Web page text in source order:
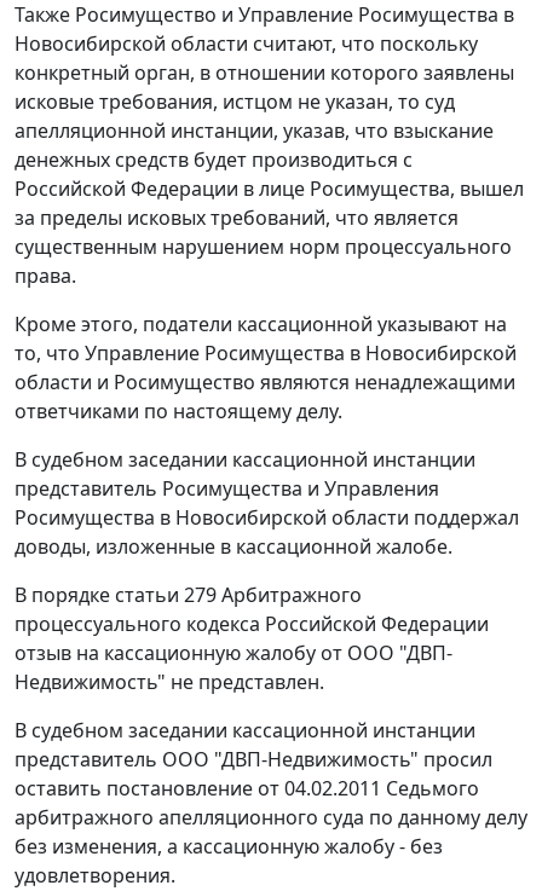
Также Росимущество и Управление Росимущества в
Новосибирской области считают, что поскольку
конкретный орган, в отношении которого заявлены
исковые требования, истцом не указан, то суд
апелляционной инстанции, указав, что взыскание
денежных средств будет производиться с
Российской Федерации в лице Росимущества, вышел
за пределы исковых требований, что является
существенным нарушением норм процессуального
права.
Кроме этого, податели кассационной указывают на
то, что Управление Росимущества в Новосибирской
области и Росимущество являются ненадлежащими
ответчиками по настоящему делу.
В судебном заседании кассационной инстанции
представитель Росимущества и Управления
Росимущества в Новосибирской области поддержал
доводы, изложенные в кассационной жалобе.
В порядке статьи 279Арбитражного
процессуального кодекса Российской Федерации
отзыв на кассационную жалобу от ООО "ДВП-
Недвижимость" не представлен.
В судебном заседании кассационной инстанции
представитель ООО "ДВП-Недвижимость" просил
оставить постановление от 04.02.2011 Седьмого
арбитражного апелляционного суда по данному делу
без изменения, а кассационную жалобу - без
удовлетворения.